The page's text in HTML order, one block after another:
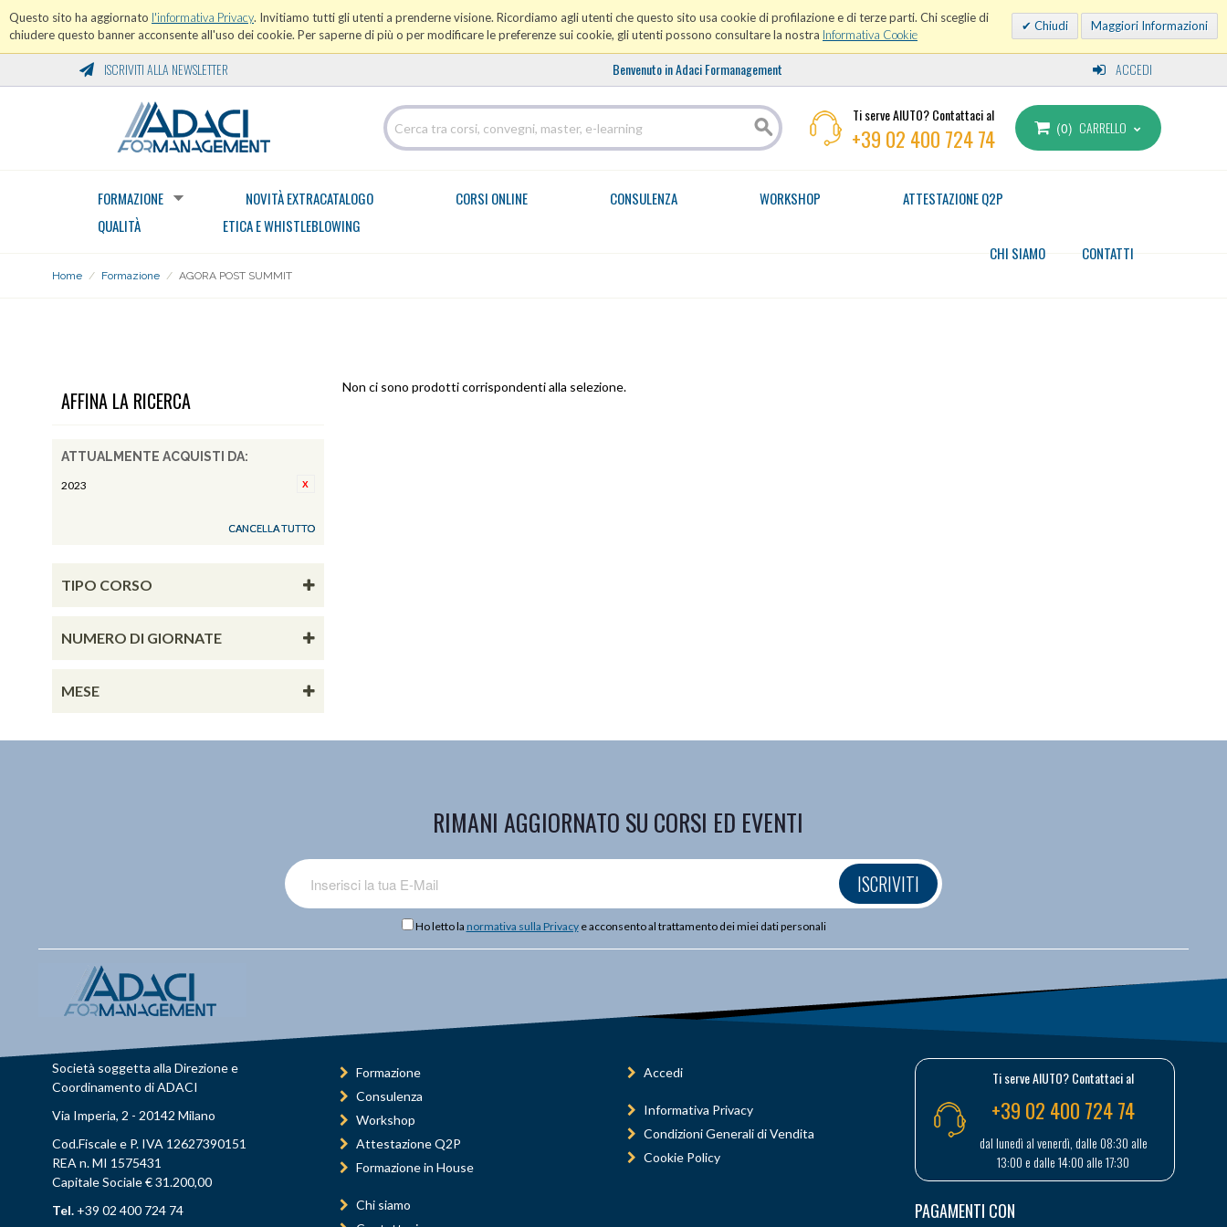
Questo sito ha aggiornato l'informativa Privacy. Invitiamo tutti gli utenti a prenderne visione. Ricordiamo agli utenti che questo sito usa cookie di profilazione e di terze parti. Chi sceglie di
chiudere questo banner acconsente all'uso dei cookie. Per saperne di più o per modificare le preferenze sui cookie, gli utenti possono consultare la nostra Informativa Cookie
Chiudi Maggiori Informazioni
ISCRIVITI ALLA NEWSLETTER Benvenuto in Adaci Formanagement ACCEDI
Ti serve AIUTO? Contattaci al
+39 02 400 724 74 0 CARRELLO
FORMAZIONE NOVITÀ EXTRACATALOGO CORSI ONLINE CONSULENZA WORKSHOP
ATTESTAZIONE Q2P
QUALITÀ
ETICA E WHISTLEBLOWING
CONTATTI
CHI SIAMO
Home / Formazione / AGORA POST SUMMIT
AFFINA LA RICERCA
ATTUALMENTE ACQUISTI DA:
2023
CANCELLA TUTTO
TIPO CORSO
NUMERO DI GIORNATE
MESE
Non ci sono prodotti corrispondenti alla selezione.
RIMANI AGGIORNATO SU CORSI ED EVENTI
ISCRIVITI
Ho letto la normativa sulla Privacye acconsento al trattamento dei miei dati personali
Società soggetta alla Direzione e
Coordinamento di ADACI
Via Imperia, 2 - 20142 Milano
Cod.Fiscale e P. IVA 12627390151
REA n. MI 1575431
Capitale Sociale € 31.200,00
Tel. +39 02 400 724 74
Formazione
Consulenza
Workshop
Attestazione Q2P
Formazione in House
Chi siamo
Accedi
Informativa Privacy
Condizioni Generali di Vendita
Cookie Policy
Ti serve AIUTO? Contattaci al
+39 02 400 724 74
dal lunedì al venerdì, dalle 08:30 alle
13:00 e dalle 14:00 alle 17:30
PAGAMENTI CON